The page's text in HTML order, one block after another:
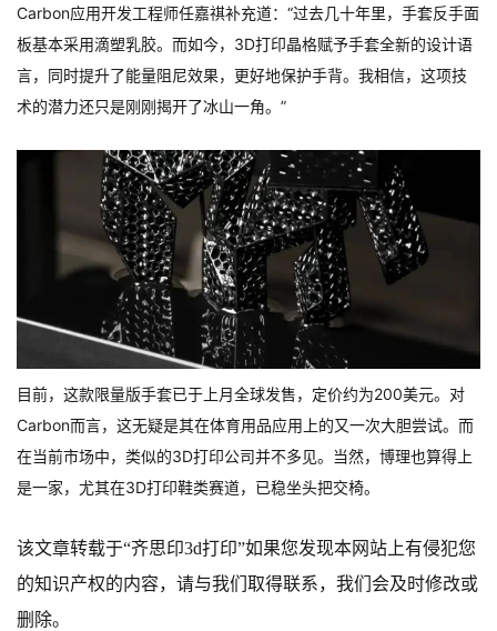
Carbon应用开发工程师任嘉祺补充道：“过去几十年里，手套反手面
板基本采用滴塑乳胶。而如今，3D打印晶格赋予手套全新的设计语
言，同时提升了能量阻尼效果，更好地保护手背。我相信，这项技
术的潜力还只是刚刚揭开了冰山一角。”
目前，这款限量版手套已于上月全球发售，定价约为200美元。对
Carbon而言，这无疑是其在体育用品应用上的又一次大胆尝试。而
在当前市场中，类似的3D打印公司并不多见。当然，博理也算得上
是一家，尤其在3D打印鞋类赛道，已稳坐头把交椅。
该文章转载于“齐思印3d打印”如果您发现本网站上有侵犯您
的知识产权的内容，请与我们取得联系，我们会及时修改或
删除。